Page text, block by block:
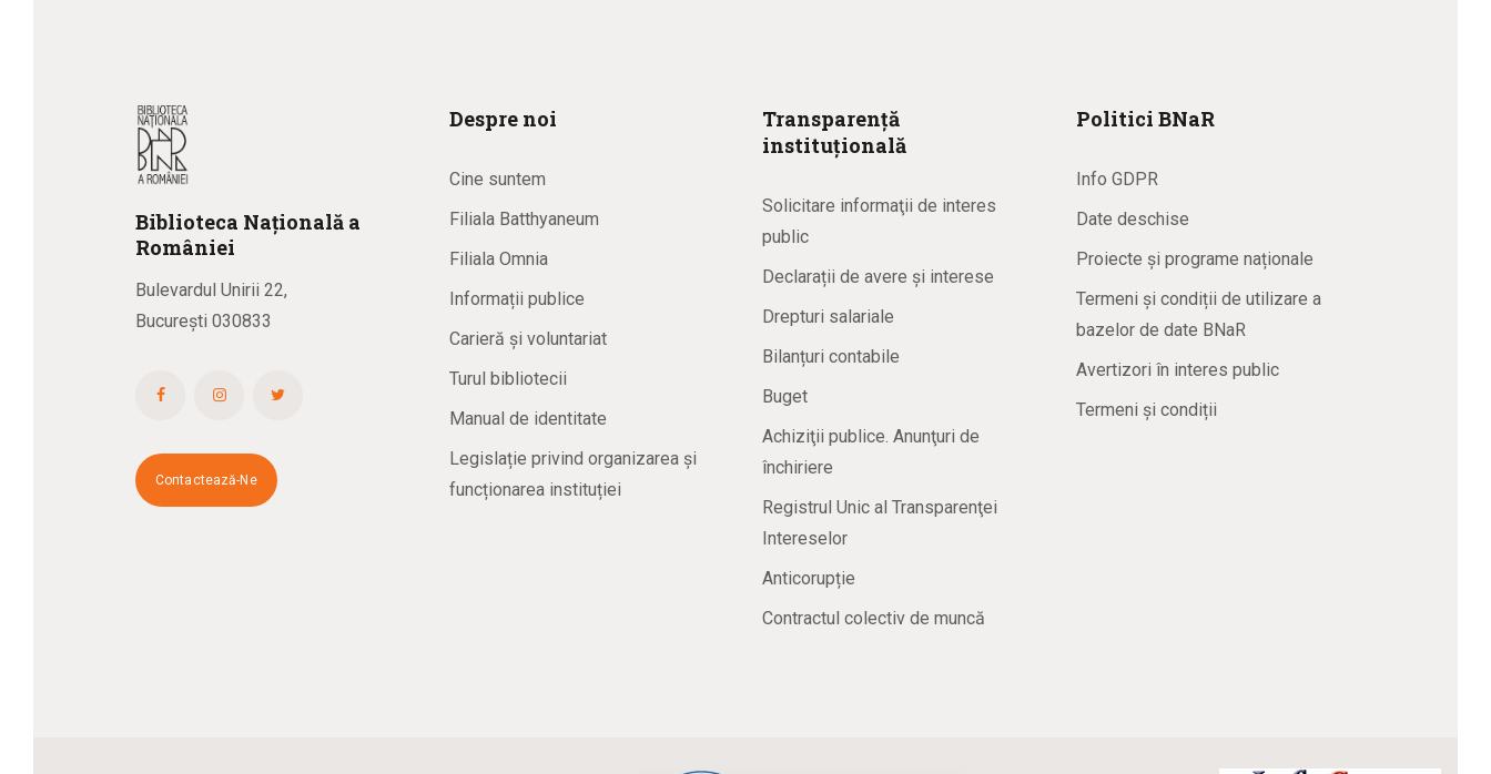
Biblioteca Națională a
României
Bulevardul Unirii 22,
București 030833
Contactează-Ne
Despre noi
Cine suntem
Filiala Batthyaneum
Filiala Omnia
Informații publice
Carieră și voluntariat
Turul bibliotecii
Manual de identitate
Legislație privind organizarea și
funcționarea instituției
Transparență
instituțională
Solicitare informaţii de interes
public
Declarații de avere și interese
Drepturi salariale
Bilanțuri contabile
Buget
Achiziţii publice. Anunţuri de
închiriere
Registrul Unic al Transparenţei
Intereselor
Anticorupție
Contractul colectiv de muncă
Politici BNaR
Info GDPR
Date deschise
Proiecte și programe naționale
Termeni și condiții de utilizare a
bazelor de date BNaR
Avertizori în interes public
Termeni și condiții